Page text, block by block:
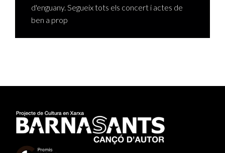
d'enguany. Segueix tots els concert i actes de
ben a prop